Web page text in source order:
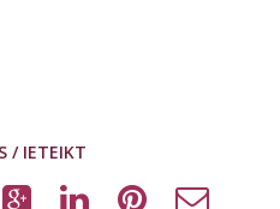
/ IETEIKT